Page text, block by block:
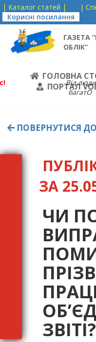
| Каталог статей |
|
Корисні посилання
ГАЗЕТА
ОБЛІК”
ГОЛОВНА
ПОРТАЛ
Від
багатО
ПОВЕРНУТИСЯ
ЗА
ЧИ
ЗВІТІ?